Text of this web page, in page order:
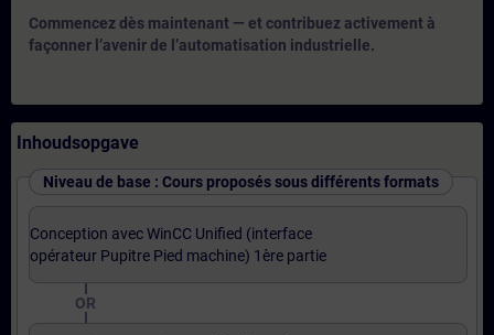
Commencez dès maintenant — et contribuez activement à
façonner l’avenir de l’automatisation industrielle.
Inhoudsopgave
Niveau de base : Cours proposés sous différents formats
Conception avec WinCC Unified (interface
opérateur Pupitre Pied machine) 1ère partie
OR